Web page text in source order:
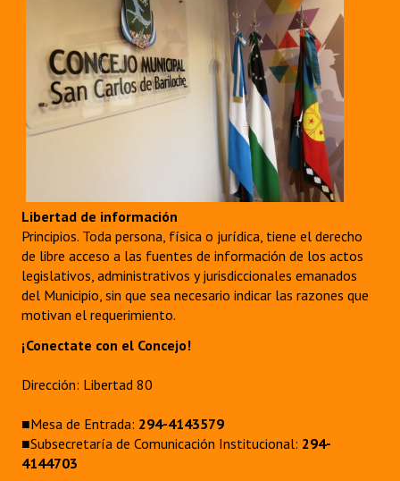
Libertad de información
Principios. Toda persona, física o jurídica, tiene el derecho
de libre acceso a las fuentes de información de los actos
legislativos, administrativos y jurisdiccionales emanados
del Municipio, sin que sea necesario indicar las razones que
motivan el requerimiento.
¡Conectate con el Concejo!
Dirección: Libertad 80
■Mesa de Entrada: 294-4143579
■Subsecretaría de Comunicación Institucional: 294-
4144703